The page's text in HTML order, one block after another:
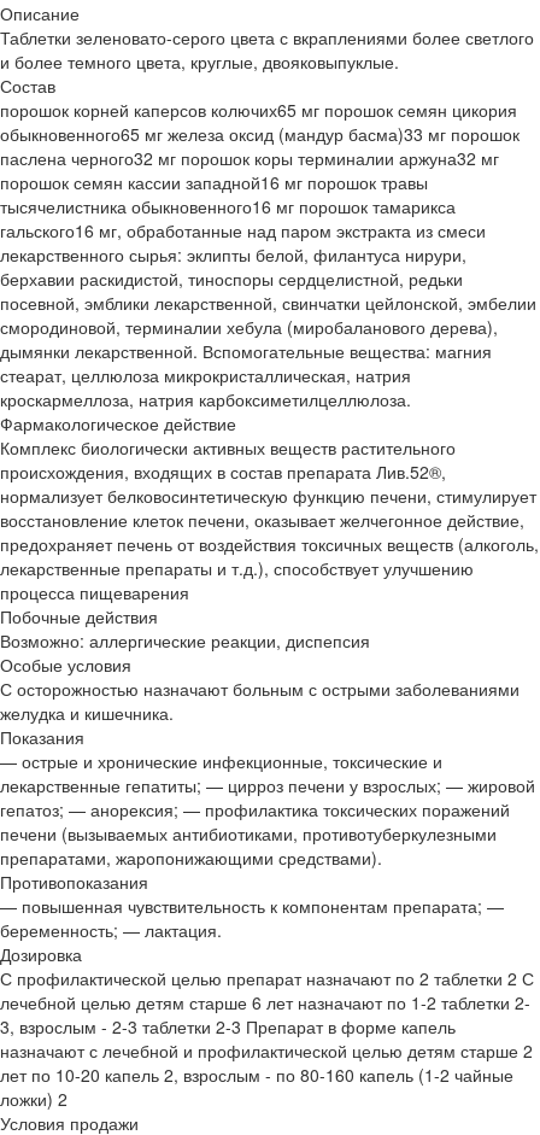
Описание
Таблетки зеленовато-серого цвета с вкраплениями более светлого
и более темного цвета, круглые, двояковыпуклые.
Состав
порошок корней каперсов колючих65 мг порошок семян цикория
обыкновенного65 мг железа оксид (мандур басма)33 мг порошок
паслена черного32 мг порошок коры терминалии аржуна32 мг
порошок семян кассии западной16 мг порошок травы
тысячелистника обыкновенного16 мг порошок тамарикса
гальского16 мг, обработанные над паром экстракта из смеси
лекарственного сырья: эклипты белой, филантуса нирури,
берхавии раскидистой, тиноспоры сердцелистной, редьки
посевной, эмблики лекарственной, свинчатки цейлонской, эмбелии
смородиновой, терминалии хебула (миробаланового дерева),
дымянки лекарственной. Вспомогательные вещества: магния
стеарат, целлюлоза микрокристаллическая, натрия
кроскармеллоза, натрия карбоксиметилцеллюлоза.
Фармакологическое действие
Комплекс биологически активных веществ растительного
происхождения, входящих в состав препарата Лив.52®,
нормализует белковосинтетическую функцию печени, стимулирует
восстановление клеток печени, оказывает желчегонное действие,
предохраняет печень от воздействия токсичных веществ (алкоголь,
лекарственные препараты и т.д.), способствует улучшению
процесса пищеварения
Побочные действия
Возможно: аллергические реакции, диспепсия
Особые условия
С осторожностью назначают больным с острыми заболеваниями
желудка и кишечника.
Показания
— острые и хронические инфекционные, токсические и
лекарственные гепатиты; — цирроз печени у взрослых; — жировой
гепатоз; — анорексия; — профилактика токсических поражений
печени (вызываемых антибиотиками, противотуберкулезными
препаратами, жаропонижающими средствами).
Противопоказания
— повышенная чувствительность к компонентам препарата; —
беременность; — лактация.
Дозировка
С профилактической целью препарат назначают по 2 таблетки 2 С
лечебной целью детям старше 6 лет назначают по 1-2 таблетки 2-
3, взрослым - 2-3 таблетки 2-3 Препарат в форме капель
назначают с лечебной и профилактической целью детям старше 2
лет по 10-20 капель 2, взрослым - по 80-160 капель (1-2 чайные
ложки) 2
Условия продажи